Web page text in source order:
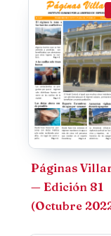
Páginas
— Edición 81
(Octubre